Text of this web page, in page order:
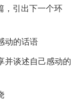
引出下一个环
动的话语
谈述自己感动的